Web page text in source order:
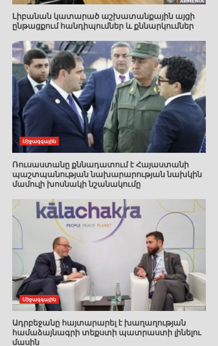
Լիբանան կատարած աշխատանքային այցի
ընթացքում հանդիպումներ և քննարկումներ
Միջազգային
Ռուսաստանը քննադատում է Հայաստանի
պաշտպանության նախարարության նախկին
մամուլի խոսնակի նշանակումը
Միջազգային
Ադրբեջանը հայտարարել է խաղաղության
համաձայնագրի տեքստի պատրաստի լինելու
մասին